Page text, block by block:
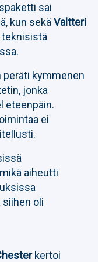
sai
kun sekä Valtteri
teknisistä
peräti kymmenen
jonka
eteenpäin.
ei
aiheutti
siihen oli
kertoi